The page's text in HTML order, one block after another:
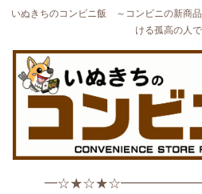
いぬきちのコンビニ飯 ～コンビニの新商
ける孤高の人